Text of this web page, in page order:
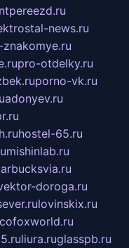
news.ru
pro-otdelky.ru
porno-vk.ru
adonyev.ru
hostel-65.ru
mishinlab.ru
doroga.ru
lovinskix.ru
liura.ruglasspb.ru